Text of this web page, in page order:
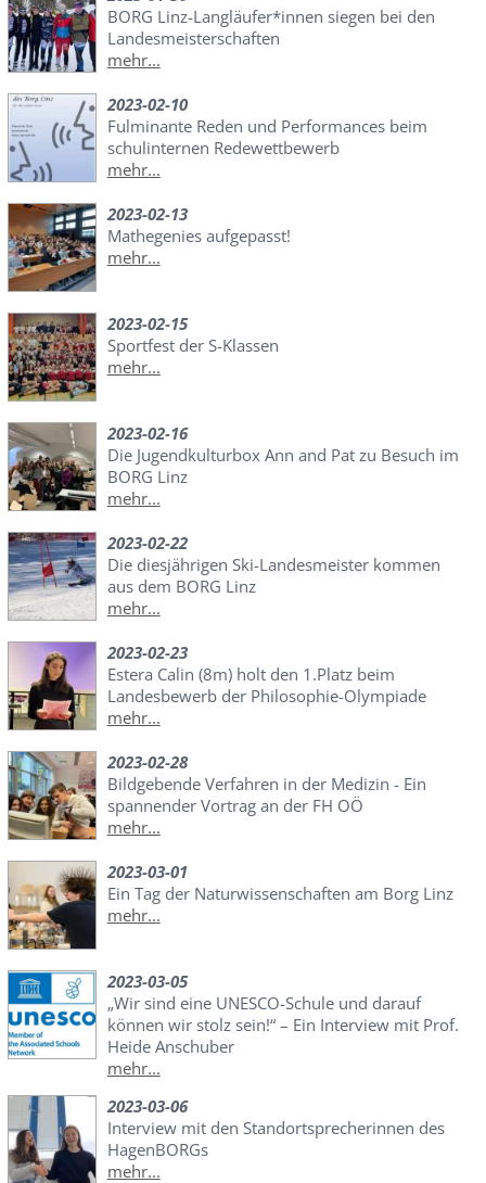
BORG Linz-Langläufer*innen siegen bei den
Landesmeisterschaften
mehr...
2023-02-10
Fulminante Reden und Performances beim
schulinternen Redewettbewerb
mehr...
2023-02-13
Mathegenies aufgepasst!
mehr...
2023-02-15
Sportfest der S-Klassen
mehr...
2023-02-16
Die Jugendkulturbox Ann and Pat zu Besuch im
BORG Linz
mehr...
2023-02-22
Die diesjährigen Ski-Landesmeister kommen
aus dem BORG Linz
mehr...
2023-02-23
Estera Calin (8m) holt den 1.Platz beim
Landesbewerb der Philosophie-Olympiade
mehr...
2023-02-28
Bildgebende Verfahren in der Medizin - Ein
spannender Vortrag an der FH OÖ
mehr...
2023-03-01
Ein Tag der Naturwissenschaften am Borg Linz
mehr...
2023-03-05
„Wir sind eine UNESCO-Schule und darauf
können wir stolz sein!“ – Ein Interview mit Prof.
Heide Anschuber
mehr...
2023-03-06
Interview mit den Standortsprecherinnen des
HagenBORGs
mehr...